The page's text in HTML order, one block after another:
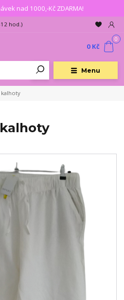
nad 1000,-Kč ZDARMA!
Menu
hod.)
0
0 Kč
kalhoty